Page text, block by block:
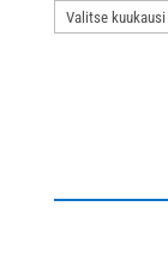
Arkistot